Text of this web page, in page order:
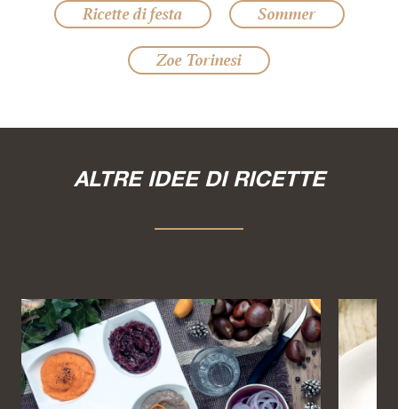
Ricette di festa
Sommer
Zoe Torinesi
ALTRE IDEE DI RICETTE